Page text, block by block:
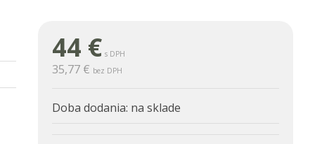
44 € s DPH
35,77 € bez DPH
Doba dodania: na sklade